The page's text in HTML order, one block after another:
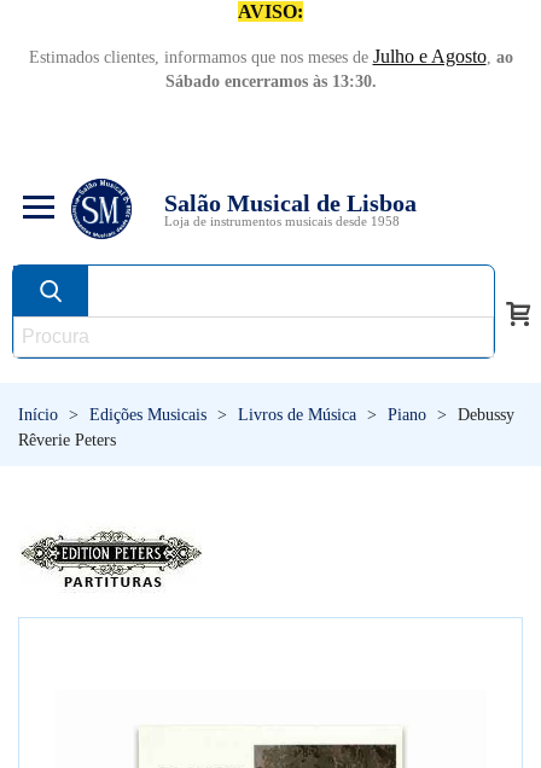
AVISO:
Estimados clientes, informamos que nos meses de Julho e Agosto, ao
Sábado encerramos às 13:30.
Salão Musical de Lisboa
Loja de instrumentos musicais desde 1958
Início > Edições Musicais > Livros de Música > Piano >
Debussy
Rêverie Peters